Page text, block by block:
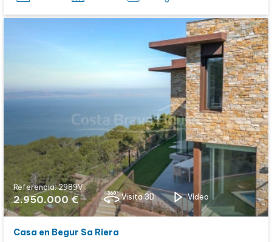
Referencia: 2989V
2.950.000 € Visita 3D Vídeo
Casa en Begur Sa Riera